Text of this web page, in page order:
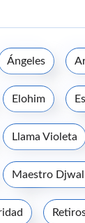
Ángeles
Elohim
Llama Violeta
Maestro Djwal